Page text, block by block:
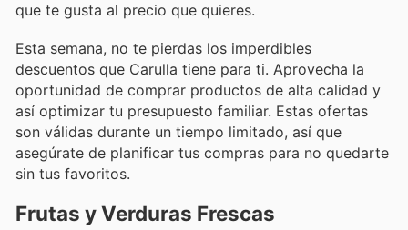
que te gusta al precio que quieres.
Esta semana, no te pierdas los imperdibles
descuentos que Carulla tiene para ti. Aprovecha la
oportunidad de comprar productos de alta calidad y
así optimizar tu presupuesto familiar. Estas ofertas
son válidas durante un tiempo limitado, así que
asegúrate de planificar tus compras para no quedarte
sin tus favoritos.
Frutas y Verduras Frescas